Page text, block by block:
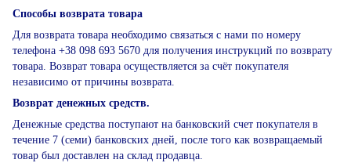
Способы возврата товара
Для возврата товара необходимо связаться с нами по номеру
телефона +38 098 693 5670 для получения инструкций по возврату
товара. Возврат товара осуществляется за счёт покупателя
независимо от причины возврата.
Возврат денежных средств.
Денежные средства поступают на банковский счет покупателя в
течение 7 (семи) банковских дней, после того как возвращаемый
товар был доставлен на склад продавца.